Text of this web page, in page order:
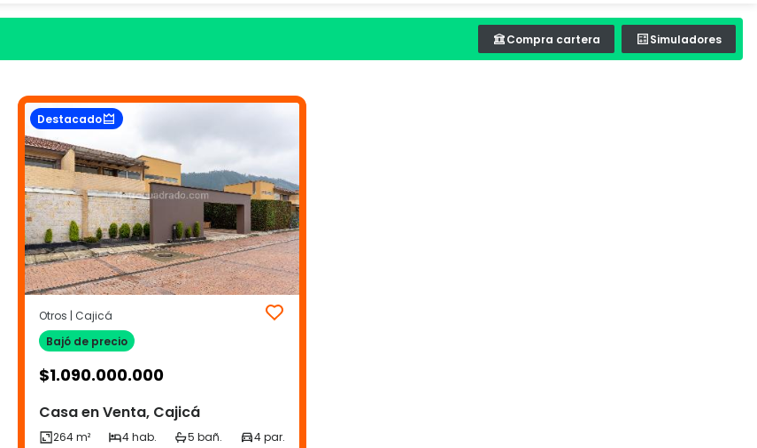
Compra cartera Simuladores
Destacado
Otros | Cajicá
Bajó de precio
$1.090.000.000
Casa en Venta, Cajicá